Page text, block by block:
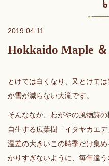
2019.04.11
Hokkaido Maple
とけては白くなり、又とけて
か雪が減らない大滝です。
そんななか、わがやの風物詩の
自生する広葉樹「イタヤカエ
温差の大きいこの時季だけ集
かりすぎないように、毎年違う